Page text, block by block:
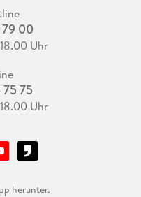
00
Uhr
75
Uhr
herunter.